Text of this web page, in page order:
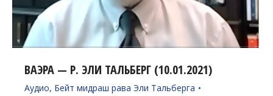
ВАЭРА — Р. ЭЛИ ТАЛЬБЕРГ (10.01.2021)
Аудио, Бейт мидраш рава Эли Тальберга